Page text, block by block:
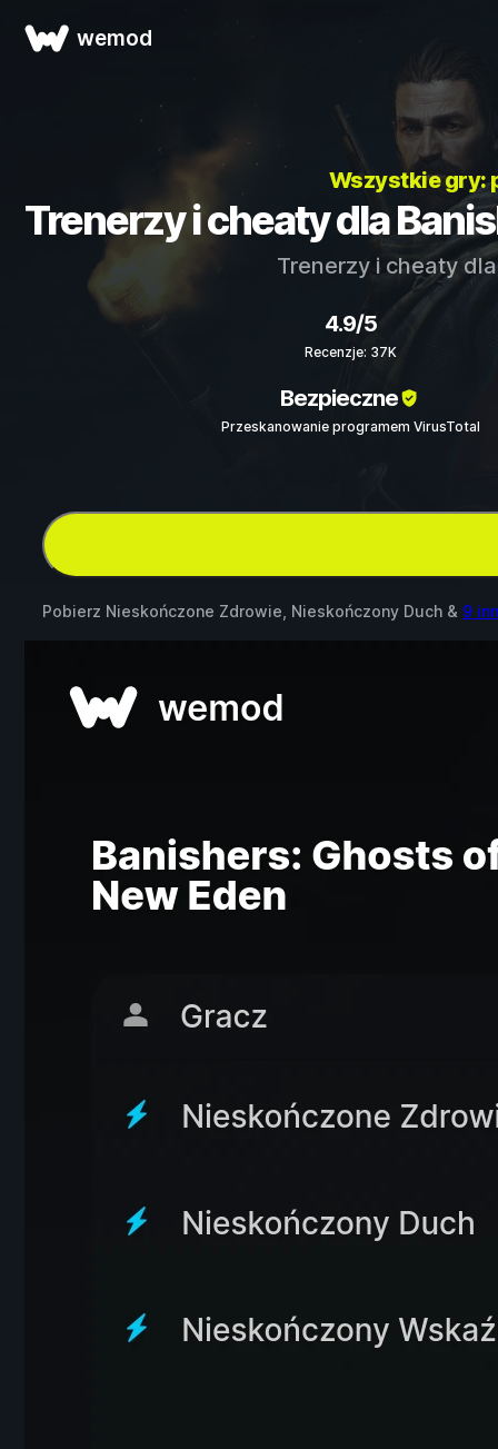
wemod
Wszystkie gry:
Trenerzy i cheaty dla
Trenerzy i cheaty
4.9/5
Recenzje: 37K
Bezpieczne
Przeskanowanie programem VirusTotal
Pobierz Nieskończone Zdrowie, Nieskończony Duch & 9